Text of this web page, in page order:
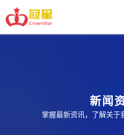
新闻
掌握最新资讯，了解关于